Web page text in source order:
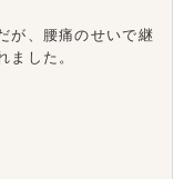
が、腰痛のせいで継
ました。